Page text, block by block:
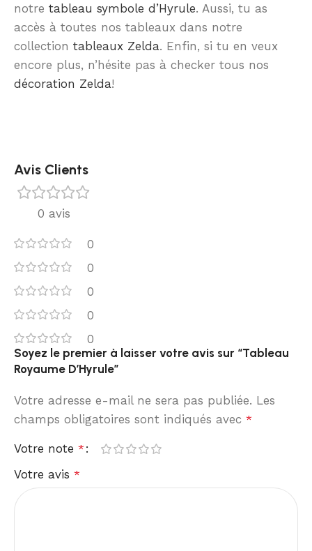
notre tableau symbole d’Hyrule. Aussi, tu as
accès à toutes nos tableaux dans notre
collection tableaux Zelda. Enfin, si tu en veux
encore plus, n’hésite pas à checker tous nos
décoration Zelda!
Avis Clients
0 avis
0
0
0
0
0
Soyez le premier à laisser votre avis sur “Tableau
Royaume D’Hyrule”
Votre adresse e-mail ne sera pas publiée. Les
champs obligatoires sont indiqués avec *
Votre note *
Votre avis *